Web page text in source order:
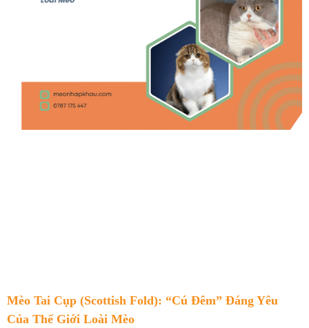
Mèo Tai Cụp (Scottish Fold): “Cú Đêm” Đáng Yêu
Của Thế Giới Loài Mèo